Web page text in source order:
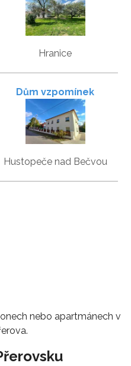
Hranice
Dům vzpomínek
Hustopeče nad Bečvou
nebo apartmánech v